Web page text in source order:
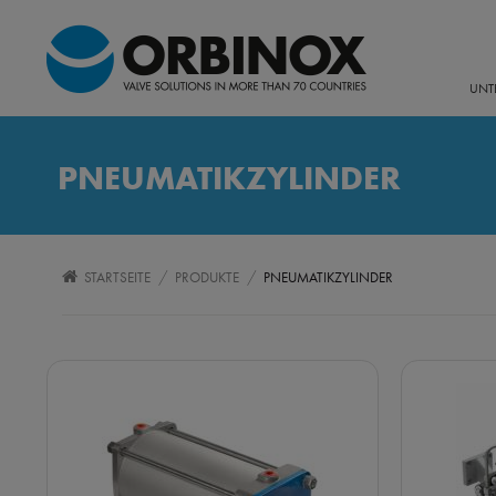
PNEUMATIKZYLINDER
STARTSEITE / PRODUKTE / PNEUMATIKZYLINDER